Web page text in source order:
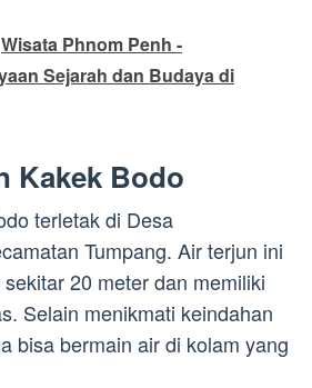
Wisata Phnom Penh -
Sejarah dan Budaya di
Kakek Bodo
terletak di Desa
Tumpang. Air terjun ini
20 meter dan memiliki
Selain menikmati keindahan
bisa bermain air di kolam yang